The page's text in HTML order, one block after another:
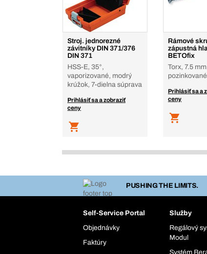
Stroj. jednorezné
závitníky DIN 371/376
DIN 371
HSS-E, 35°,
vaporizované, modrý
krúžok, 7-dielna súprava
Prihlásiť sa a zobraziť
ceny
Rámové
zápustná
BETOfix
Torx, 7.5
pozinkované
Prihlásiť sa a
ceny
PUSHING THE LIMITS.
Self-Service Portal
Objednávky
Faktúry
Služby
Regálový
Modul
Systém